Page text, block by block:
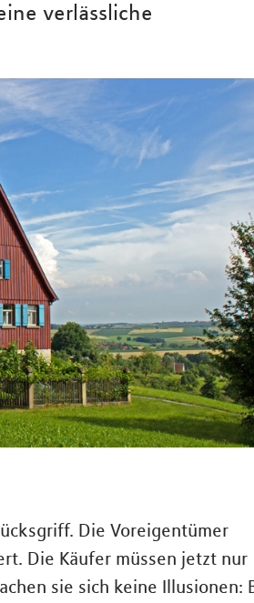
verlässliche
Die Voreigentümer
Die Käufer müssen jetzt nur
sie sich keine Illusionen: